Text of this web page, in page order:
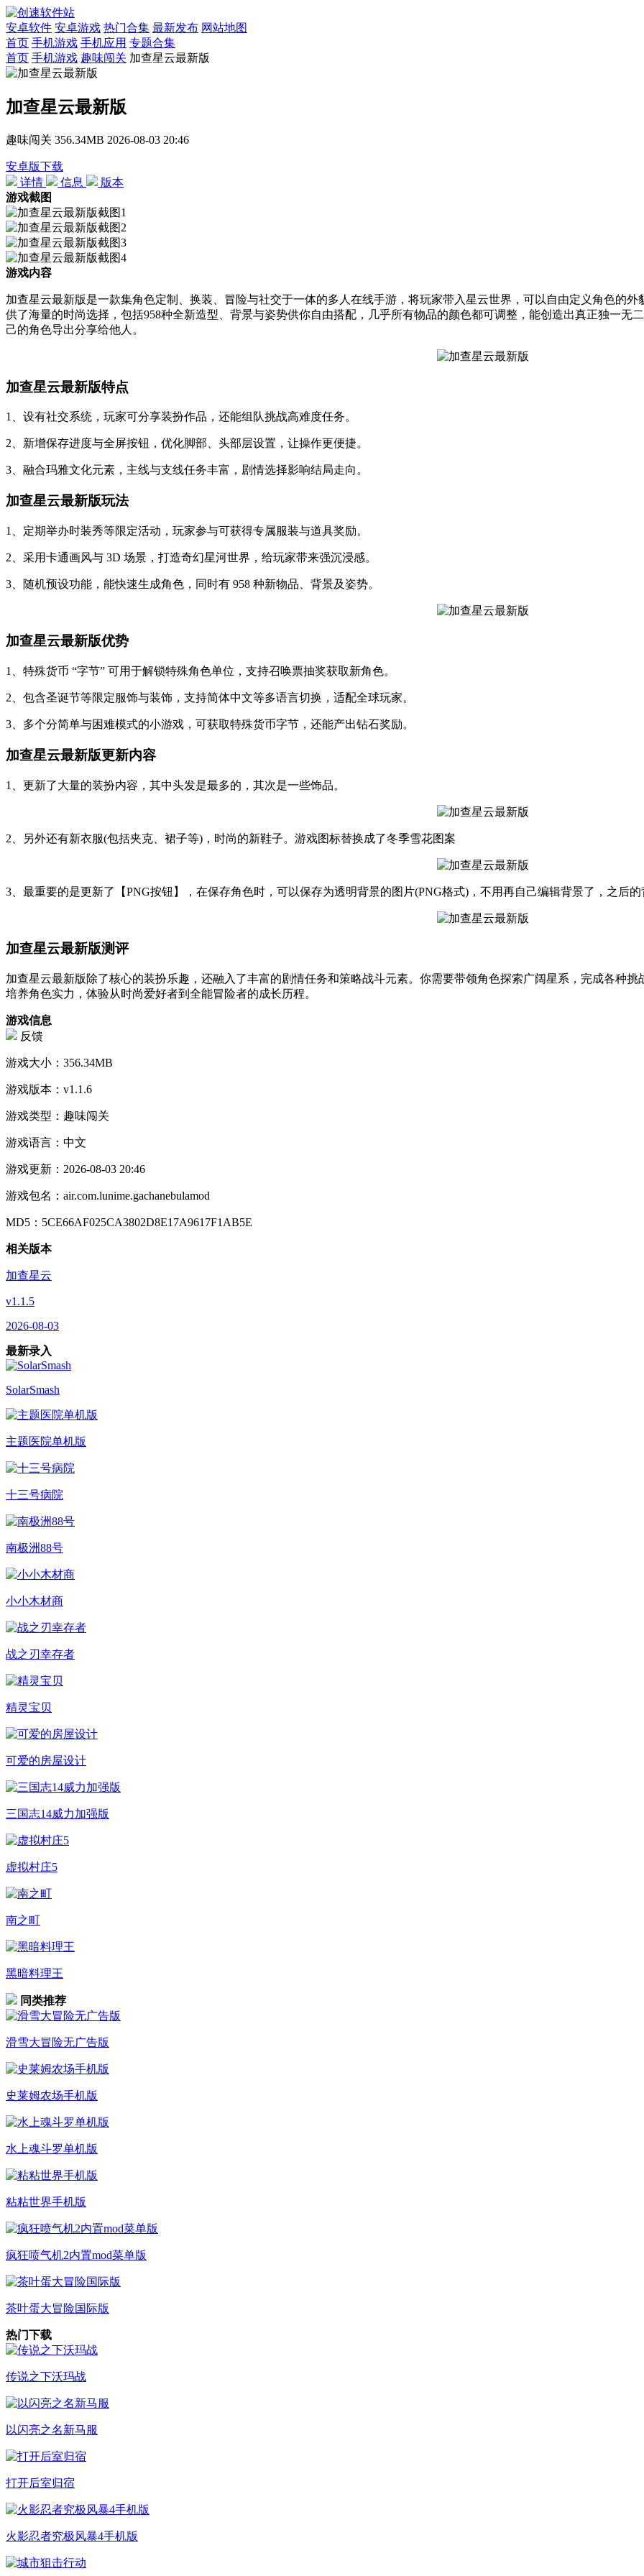
安卓软件 安卓游戏 热门合集 最新发布 网站地图
首页 手机游戏 手机应用 专题合集
首页 手机游戏 趣味闯关 加查星云最新版
加查星云最新版
趣味闯关 356.34MB 2026-08-03 20:46
安卓版下载
详情
信息
版本
游戏截图
游戏内容
加查星云最新版是一款集角色定制、换装、冒险与社交于一体的多人在线手游，将玩家带入星云世界，可以自由定义角色的
供了海量的时尚选择，包括958种全新造型、背景与姿势供你自由搭配，几乎所有物品的颜色都可调整，能创造出真正独一无
己的角色导出分享给他人。
加查星云最新版特点
1、设有社交系统，玩家可分享装扮作品，还能组队挑战高难度任务。
2、新增保存进度与全屏按钮，优化脚部、头部层设置，让操作更便捷。
3、融合玛雅文化元素，主线与支线任务丰富，剧情选择影响结局走向。
加查星云最新版玩法
1、定期举办时装秀等限定活动，玩家参与可获得专属服装与道具奖励。
2、采用卡通画风与 3D 场景，打造奇幻星河世界，给玩家带来强沉浸感。
3、随机预设功能，能快速生成角色，同时有 958 种新物品、背景及姿势。
加查星云最新版优势
1、特殊货币 “字节” 可用于解锁特殊角色单位，支持召唤票抽奖获取新角色。
2、包含圣诞节等限定服饰与装饰，支持简体中文等多语言切换，适配全球玩家。
3、多个分简单与困难模式的小游戏，可获取特殊货币字节，还能产出钻石奖励。
加查星云最新版更新内容
1、更新了大量的装扮内容，其中头发是最多的，其次是一些饰品。
2、另外还有新衣服(包括夹克、裙子等)，时尚的新鞋子。游戏图标替换成了冬季雪花图案
3、最重要的是更新了【PNG按钮】，在保存角色时，可以保存为透明背景的图片(PNG格式)，不用再自己编辑背景了，之后
加查星云最新版测评
加查星云最新版除了核心的装扮乐趣，还融入了丰富的剧情任务和策略战斗元素。你需要带领角色探索广阔星系，完成各种
培养角色实力，体验从时尚爱好者到全能冒险者的成长历程。
游戏信息
反馈
游戏大小： 356.34MB
游戏版本： v1.1.6
游戏类型： 趣味闯关
游戏语言： 中文
游戏更新： 2026-08-03 20:46
游戏包名： air.com.lunime.gachanebulamod
MD5： 5CE66AF025CA3802D8E17A9617F1AB5E
相关版本
加查星云
v1.1.5
2026-08-03
最新录入
SolarSmash
主题医院单机版
十三号病院
南极洲88号
小小木材商
战之刃幸存者
精灵宝贝
可爱的房屋设计
三国志14威力加强版
虚拟村庄5
南之町
黑暗料理王
同类推荐
滑雪大冒险无广告版
史莱姆农场手机版
水上魂斗罗单机版
粘粘世界手机版
疯狂喷气机2内置mod菜单版
茶叶蛋大冒险国际版
热门下载
传说之下沃玛战
以闪亮之名新马服
打开后室归宿
火影忍者究极风暴4手机版